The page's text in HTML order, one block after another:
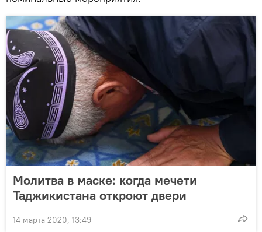
Молитва в маске: когда мечети
Таджикистана откроют двери
14 марта 2020, 13:49